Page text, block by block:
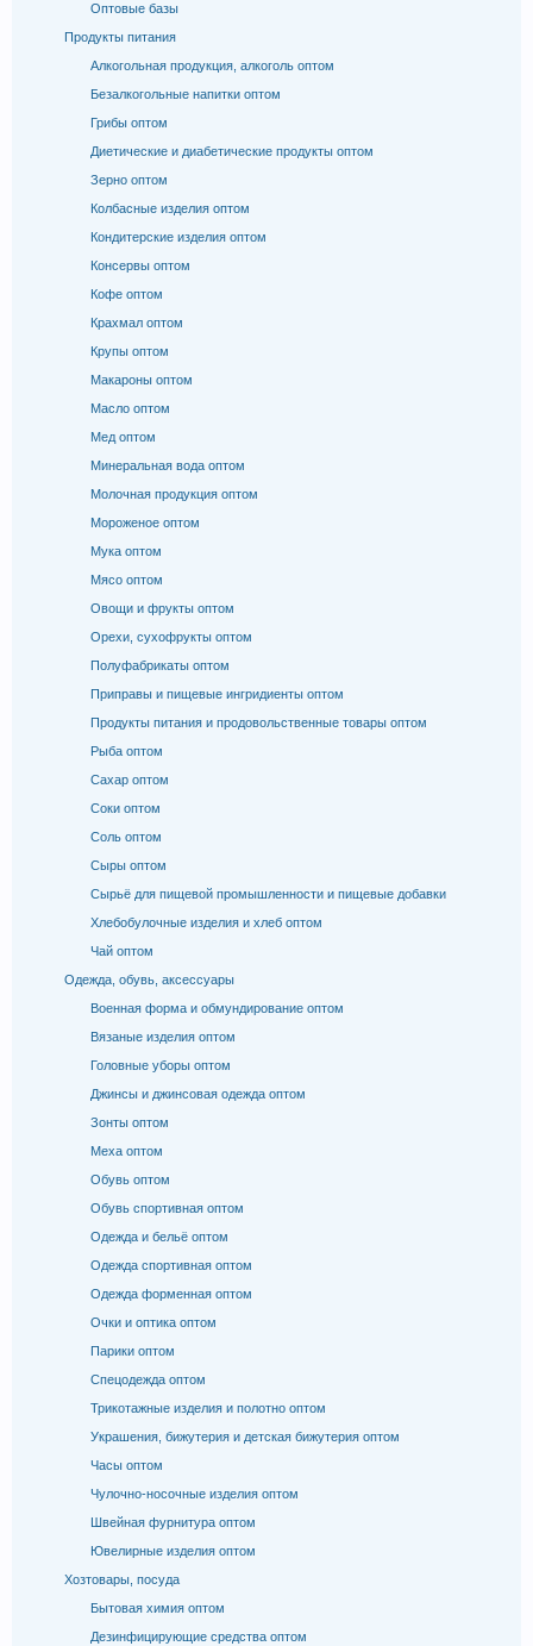
Оптовые базы
Продукты питания
Алкогольная продукция, алкоголь оптом
Безалкогольные напитки оптом
Грибы оптом
Диетические и диабетические продукты оптом
Зерно оптом
Колбасные изделия оптом
Кондитерские изделия оптом
Консервы оптом
Кофе оптом
Крахмал оптом
Крупы оптом
Макароны оптом
Масло оптом
Мед оптом
Минеральная вода оптом
Молочная продукция оптом
Мороженое оптом
Мука оптом
Мясо оптом
Овощи и фрукты оптом
Орехи, сухофрукты оптом
Полуфабрикаты оптом
Приправы и пищевые ингридиенты оптом
Продукты питания и продовольственные товары оптом
Рыба оптом
Сахар оптом
Соки оптом
Соль оптом
Сыры оптом
Сырьё для пищевой промышленности и пищевые добавки
Хлебобулочные изделия и хлеб оптом
Чай оптом
Одежда, обувь, аксессуары
Военная форма и обмундирование оптом
Вязаные изделия оптом
Головные уборы оптом
Джинсы и джинсовая одежда оптом
Зонты оптом
Меха оптом
Обувь оптом
Обувь спортивная оптом
Одежда и бельё оптом
Одежда спортивная оптом
Одежда форменная оптом
Очки и оптика оптом
Парики оптом
Спецодежда оптом
Трикотажные изделия и полотно оптом
Украшения, бижутерия и детская бижутерия оптом
Часы оптом
Чулочно-носочные изделия оптом
Швейная фурнитура оптом
Ювелирные изделия оптом
Хозтовары, посуда
Бытовая химия оптом
Дезинфицирующие средства оптом